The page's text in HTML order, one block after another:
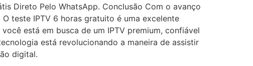
Direto Pelo WhatsApp. Conclusão Com o avanço
teste IPTV 6 horas gratuito é uma excelente
está em busca de um IPTV premium, confiável
está revolucionando a maneira de assistir
digital.